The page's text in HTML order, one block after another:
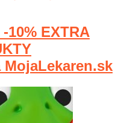
10% EXTRA
MojaLekaren.sk